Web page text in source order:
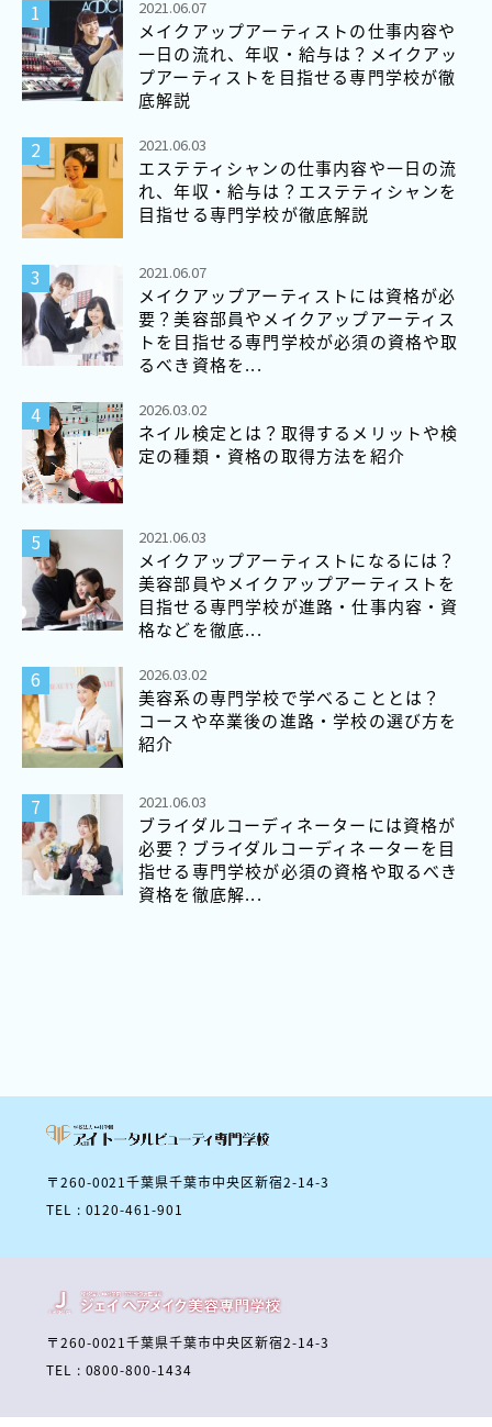
2021.06.07
メイクアップアーティストの仕事内容や
一日の流れ、年収・給与は？メイクアッ
プアーティストを目指せる専門学校が徹
底解説
2021.06.03
エステティシャンの仕事内容や一日の流
れ、年収・給与は？エステティシャンを
目指せる専門学校が徹底解説
2021.06.07
メイクアップアーティストには資格が必
要？美容部員やメイクアップアーティス
トを目指せる専門学校が必須の資格や取
るべき資格を...
2026.03.02
ネイル検定とは？取得するメリットや検
定の種類・資格の取得方法を紹介
2021.06.03
メイクアップアーティストになるには？
美容部員やメイクアップアーティストを
目指せる専門学校が進路・仕事内容・資
格などを徹底...
2026.03.02
美容系の専門学校で学べることとは？
コースや卒業後の進路・学校の選び方を
紹介
2021.06.03
ブライダルコーディネーターには資格が
必要？ブライダルコーディネーターを目
指せる専門学校が必須の資格や取るべき
資格を徹底解...
〒260-0021千葉県千葉市中央区新宿2-14-3
TEL : 0120-461-901
〒260-0021千葉県千葉市中央区新宿2-14-3
TEL : 0800-800-1434